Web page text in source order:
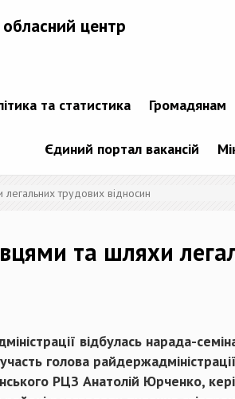
центр
та статистика Громадянам
Єдиний портал вакансій
трудових відносин
та шляхи
відбулась нарада-
голова
РЦЗ Анатолій Юрченко,